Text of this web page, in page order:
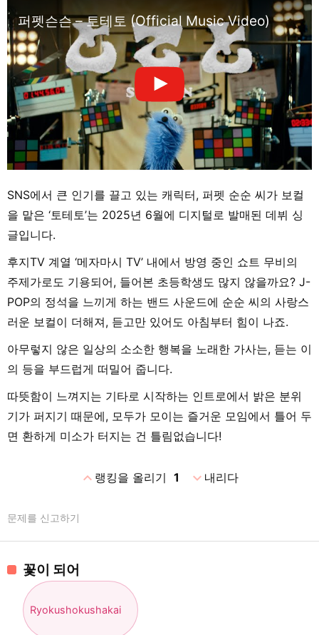
퍼펫슨슨 – 토테토 (Official Music Video)
SNS에서 큰 인기를 끌고 있는 캐릭터, 퍼펫 순순 씨가 보컬
을 맡은 ‘토테토’는 2025년 6월에 디지털로 발매된 데뷔 싱
글입니다.
후지TV 계열 ‘메자마시 TV’ 내에서 방영 중인 쇼트 무비의
주제가로도 기용되어, 들어본 초등학생도 많지 않을까요? J-
POP의 정석을 느끼게 하는 밴드 사운드에 순순 씨의 사랑스
러운 보컬이 더해져, 듣고만 있어도 아침부터 힘이 나죠.
아무렇지 않은 일상의 소소한 행복을 노래한 가사는, 듣는 이
의 등을 부드럽게 떠밀어 줍니다.
따뜻함이 느껴지는 기타로 시작하는 인트로에서 밝은 분위
기가 퍼지기 때문에, 모두가 모이는 즐거운 모임에서 틀어 두
면 환하게 미소가 터지는 건 틀림없습니다!
expand_less랭킹을 올리기 1 expand_more내리다
문제를 신고하기
꽃이 되어
Ryokushokushakai